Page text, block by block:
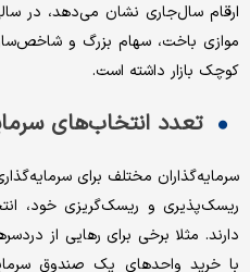
ارقام سال‌جاری نشان می‌دهد، در سالی
موازی باخت، سهام بزرگ و
کوچک بازار داشته است.
تعدد انتخاب‌‌‌های
سرمایه‌گذاران مختلف برای
ریسک‌‌‌پذیری و ریسک‌‌‌گریزی خود،
دارند. مثلا برخی برای رهایی از
با خرید واحدهای یک صندوق